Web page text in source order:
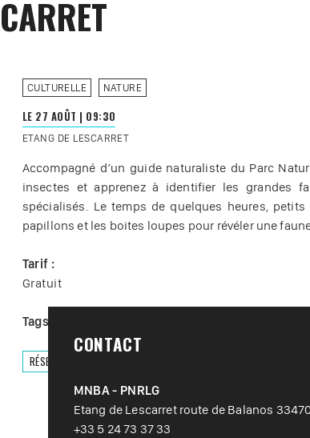
CULTURELLE NATURE
LE 27 AOÛT | 09:30
ETANG DE LESCARRET
Accompagné d’un guide naturaliste du Parc
insectes et apprenez à identifier les grandes
spécialisés. Le temps de quelques heures,
papillons et les boites loupes pour révéler une
Tarif :
Gratuit
Tags :
RÉSERVER
CONTACT
MNBA - PNRLG
Etang de Lescarret route de Balanos
+33 5 24 73 37 33